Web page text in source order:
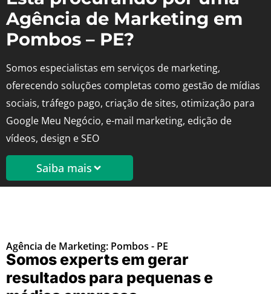
Agência de Marketing em
Pombos – PE?
Somos especialistas em serviços de marketing,
oferecendo soluções completas como gestão de mídias
sociais, tráfego pago, criação de sites, otimização para
Google Meu Negócio, e-mail marketing, edição de
vídeos, design e SEO
Saiba mais
Agência de Marketing: Pombos - PE
Somos experts em gerar
resultados para pequenas e